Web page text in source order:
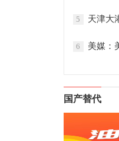
5
6
国产替代